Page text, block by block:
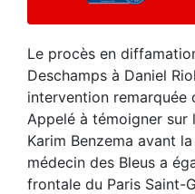
Le procès en
Deschamps à Daniel
intervention remarquée
Appelé à témoigner sur
Karim Benzema avant
médecin des Bleus a
frontale du Paris Saint-